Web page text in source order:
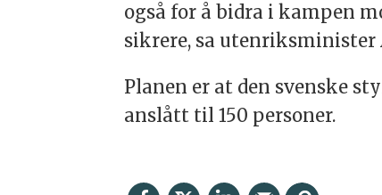
også for å bidra i kampen
sikrere, sa utenriksminister
Planen er at den svenske
anslått til 150 personer.